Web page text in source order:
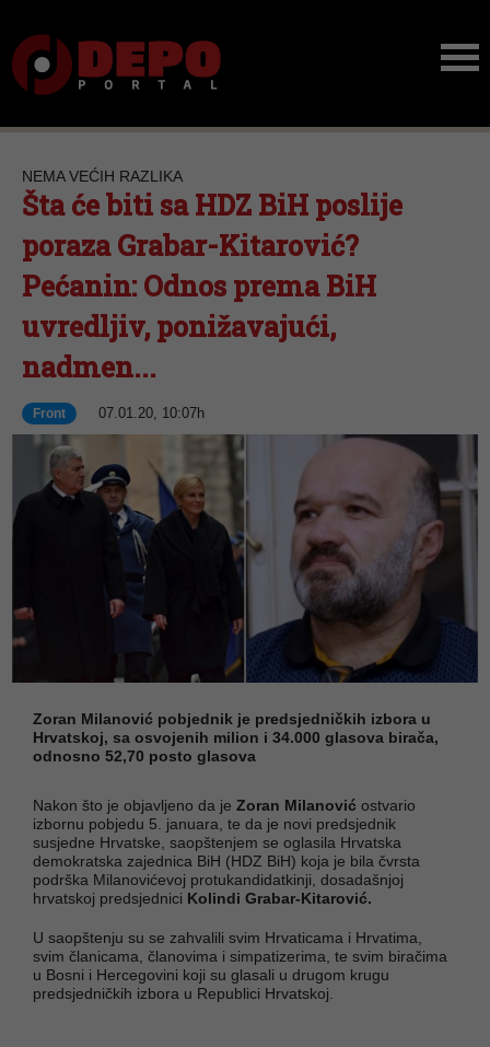
NEMA VEĆIH RAZLIKA
Šta će biti sa HDZ BiH poslije
poraza Grabar-Kitarović?
Pećanin: Odnos prema BiH
uvredljiv, ponižavajući,
nadmen...
Front 07.01.20, 10:07h
Zoran Milanović pobjednik je predsjedničkih izbora u
Hrvatskoj, sa osvojenih milion i 34.000 glasova birača,
odnosno 52,70 posto glasova
Nakon što je objavljeno da je Zoran Milanović ostvario
izbornu pobjedu 5. januara, te da je novi predsjednik
susjedne Hrvatske, saopštenjem se oglasila Hrvatska
demokratska zajednica BiH (HDZ BiH) koja je bila čvrsta
podrška Milanovićevoj protukandidatkinji, dosadašnjoj
hrvatskoj predsjednici Kolindi Grabar-Kitarović.
U saopštenju su se zahvalili svim Hrvaticama i Hrvatima,
svim članicama, članovima i simpatizerima, te svim biračima
u Bosni i Hercegovini koji su glasali u drugom krugu
predsjedničkih izbora u Republici Hrvatskoj.